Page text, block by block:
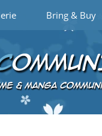
Bring & Buy